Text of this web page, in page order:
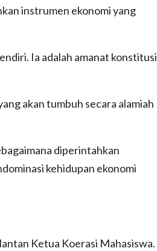
instrumen ekonomi yang
Ia adalah amanat konstitusi
akan tumbuh secara alamiah
diperintahkan
kehidupan ekonomi
Ketua Koerasi Mahasiswa.